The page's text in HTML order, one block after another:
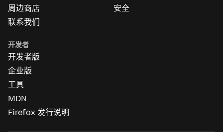
周边商店
联系我们
安全
开发者
开发者版
企业版
工具
MDN
Firefox 发行说明